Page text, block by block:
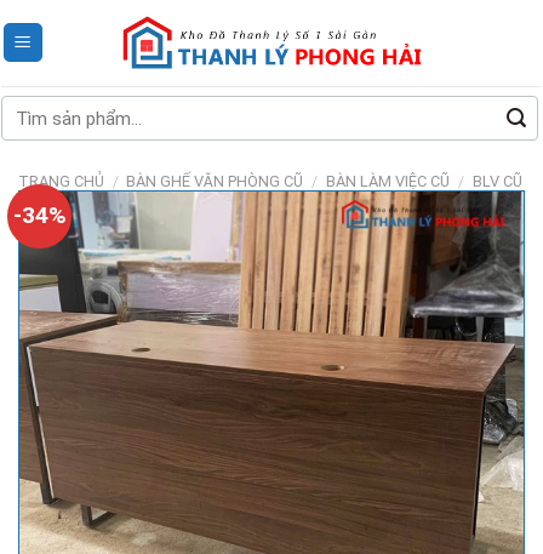
to
Tìm
kiếm:
TRANG CHỦ / BÀN GHẾ VĂN PHÒNG CŨ / BÀN LÀM VIỆC CŨ / BLV CŨ
-34%